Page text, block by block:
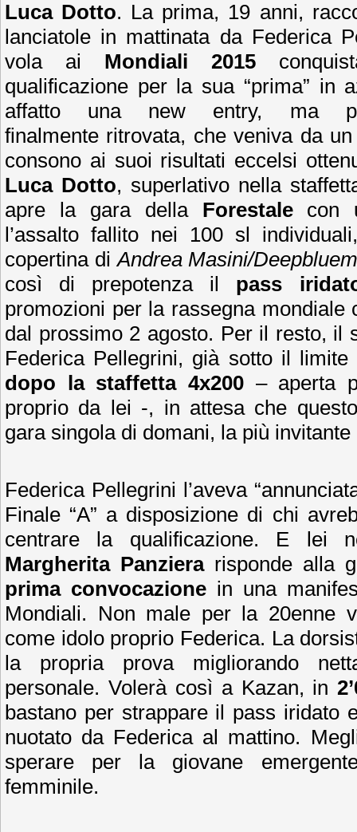
Luca Dotto. La prima, 19 anni,
lanciatole in mattinata da Federica
vola ai Mondiali 2015
qualificazione per la sua “prima” in
affatto una new entry, ma
finalmente ritrovata, che veniva da
consono ai suoi risultati eccelsi
Luca Dotto, superlativo nella
apre la gara della Forestalecon
l’assalto fallito nei 100 sl
copertina diAndrea Masini/
così di prepotenza il pass
promozioni per la rassegna
dal prossimo 2 agosto. Per il resto, il
Federica Pellegrini, già sotto il
dopo la staffetta 4x200 – aperta
proprio da lei -, in attesa che
gara singola di domani, la più invitante
Federica Pellegrini l’aveva
Finale “A” a disposizione di chi
centrare la qualificazione. E lei
Margherita Panzierarisponde alla
prima convocazione in una
Mondiali. Non male per la 20enne
come idolo proprio Federica. La
la propria prova migliorando
personale. Volerà così a Kazan, in
bastano per strappare il pass iridato
nuotato da Federica al mattino.
sperare per la giovane
femminile.